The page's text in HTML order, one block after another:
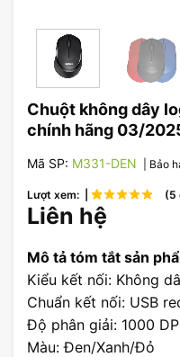
Chuột không dây
chính hãng 03/
Mã SP: M331-DEN | Bảo
Lượt xem: | (5
Liên hệ
Mô tả tóm tắt sản
Kiểu kết nối: Không
Chuẩn kết nối: USB
Độ phân giải: 1000
Màu: Đen/Xanh/Đỏ